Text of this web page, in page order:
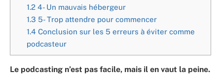
1.24- Un mauvais hébergeur
1.3 5- Trop attendre pour commencer
1.4 Conclusion sur les 5 erreurs à éviter comme
podcasteur
Le podcasting n’est pas facile, mais il en vaut la peine.